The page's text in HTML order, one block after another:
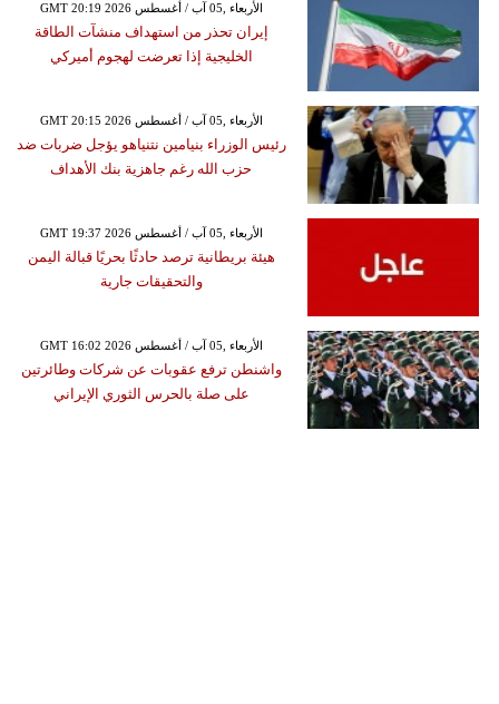
GMT 20:19 2026 الأربعاء ,05 آب / أغسطس
إيران تحذر من استهداف منشآت الطاقة
الخليجية إذا تعرضت لهجوم أميركي
GMT 20:15 2026 الأربعاء ,05 آب / أغسطس
رئيس الوزراء بنيامين نتنياهو يؤجل ضربات ضد
حزب الله رغم جاهزية بنك الأهداف
GMT 19:37 2026 الأربعاء ,05 آب / أغسطس
هيئة بريطانية ترصد حادثًا بحريًا قبالة اليمن
والتحقيقات جارية
GMT 16:02 2026 الأربعاء ,05 آب / أغسطس
واشنطن ترفع عقوبات عن شركات وطائرتين
على صلة بالحرس الثوري الإيراني